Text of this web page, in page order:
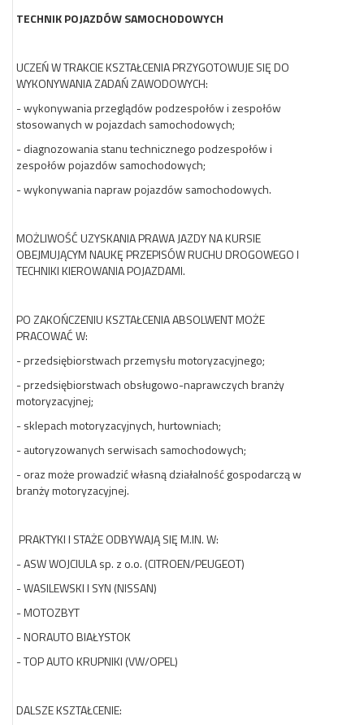
TECHNIK POJAZDÓW SAMOCHODOWYCH
UCZEŃ W TRAKCIE KSZTAŁCENIA PRZYGOTOWUJE SIĘ DO
WYKONYWANIA ZADAŃ ZAWODOWYCH:
- wykonywania przeglądów podzespołów i zespołów
stosowanych w pojazdach samochodowych;
- diagnozowania stanu technicznego podzespołów i
zespołów pojazdów samochodowych;
- wykonywania napraw pojazdów samochodowych.
MOŻLIWOŚĆ UZYSKANIA PRAWA JAZDY NA KURSIE
OBEJMUJĄCYM NAUKĘ PRZEPISÓW RUCHU DROGOWEGO I
TECHNIKI KIEROWANIA POJAZDAMI.
PO ZAKOŃCZENIU KSZTAŁCENIA ABSOLWENT MOŻE
PRACOWAĆ W:
- przedsiębiorstwach przemysłu motoryzacyjnego;
- przedsiębiorstwach obsługowo-naprawczych branży
motoryzacyjnej;
- sklepach motoryzacyjnych, hurtowniach;
- autoryzowanych serwisach samochodowych;
- oraz może prowadzić własną działalność gospodarczą w
branży motoryzacyjnej.
PRAKTYKI I STAŻE ODBYWAJĄ SIĘ M.IN. W:
- ASW WOJCIULA sp. z o.o. (CITROEN/PEUGEOT)
- WASILEWSKI I SYN (NISSAN)
- MOTOZBYT
- NORAUTO BIAŁYSTOK
- TOP AUTO KRUPNIKI (VW/OPEL)
DALSZE KSZTAŁCENIE: